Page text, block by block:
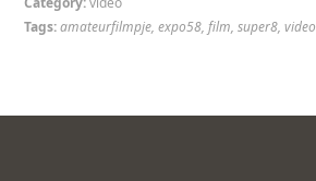
Tags:amateurfilmpje,expo58,film,super8,video